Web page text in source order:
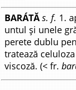
BARÁTĂ s. f. 1.
untul și unele
perete dublu
tratează
viscoză. (< fr.